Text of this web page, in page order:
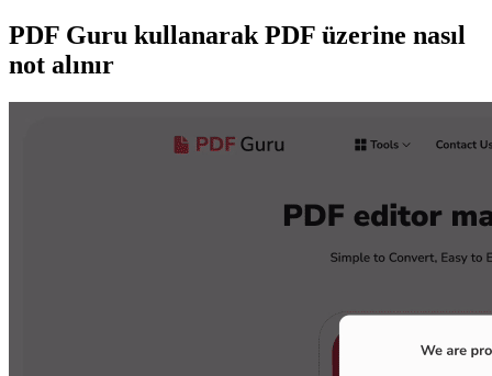
PDF Guru kullanarak PDF üzerine nasıl
not alınır